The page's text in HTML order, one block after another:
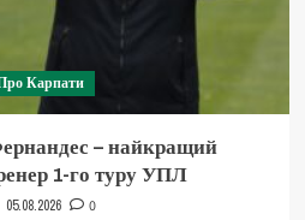
Карпати
– найкращий
1-го туру УПЛ
05.08.2026 0